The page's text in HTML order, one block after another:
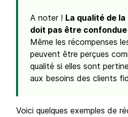
A noter ! La qualité de
doit pas être
Même les récompenses
peuvent être perçues
qualité si elles sont
aux besoins des clients
Voici quelques exemples de